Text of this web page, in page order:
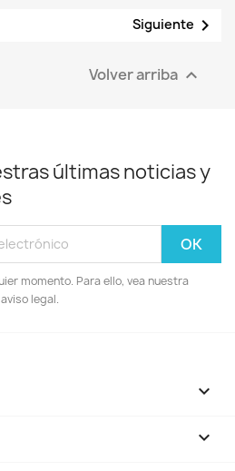
Siguiente 
Volver arriba 
últimas noticias y
momento. Para ello, vea nuestra
legal.

